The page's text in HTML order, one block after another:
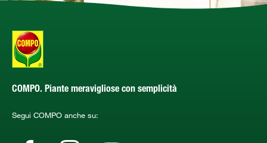
COMPO. Piante meravigliose con semplicità
Segui COMPO anche su: